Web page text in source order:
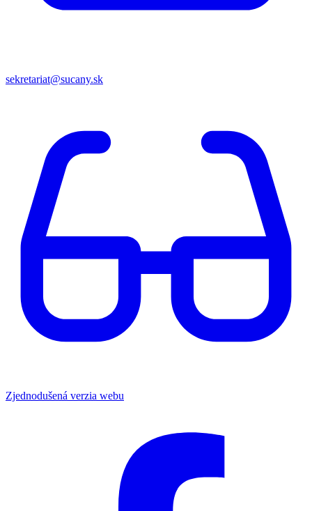
sekretariat@sucany.sk
Zjednodušená verzia webu